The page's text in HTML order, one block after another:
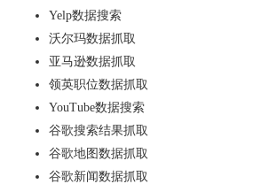
Yelp数据搜索
沃尔玛数据抓取
亚马逊数据抓取
领英职位数据抓取
YouTube数据搜索
谷歌搜索结果抓取
谷歌地图数据抓取
谷歌新闻数据抓取